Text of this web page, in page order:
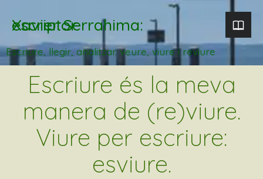
Xavier Serrahima: escriptor
Escriure, llegir, analitzar. veure, viure i reviure
Escriure és la meva
manera de (re)viure.
Viure per escriure:
esviure.